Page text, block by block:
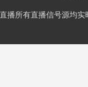
播所有直播信号源均